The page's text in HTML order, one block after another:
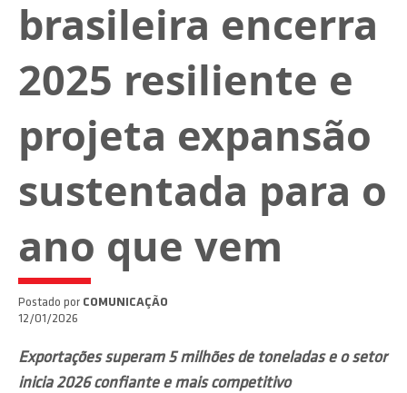
brasileira encerra
2025 resiliente e
projeta expansão
sustentada para o
ano que vem
Postado por COMUNICAÇÃO
12/01/2026
Exportações superam 5 milhões de toneladas e o setor
inicia 2026 confiante e mais competitivo